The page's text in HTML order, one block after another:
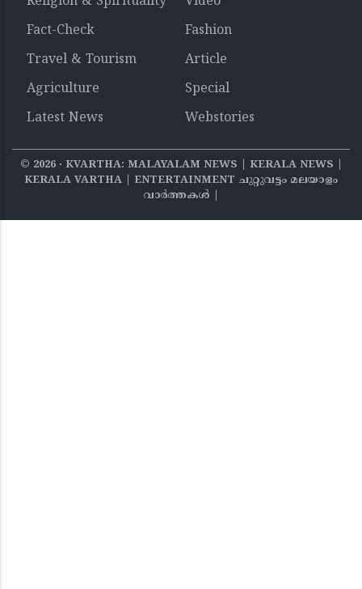
Fact-Check
Fashion
Travel & Tourism
Article
Agriculture
Special
Latest News
Webstories
© 2026‧ KVARTHA: MALAYALAM NEWS | KERALA NEWS |
KERALA VARTHA | ENTERTAINMENT ചുറ്റുവട്ടം മലയാളം
വാര്‍ത്തകൾ |